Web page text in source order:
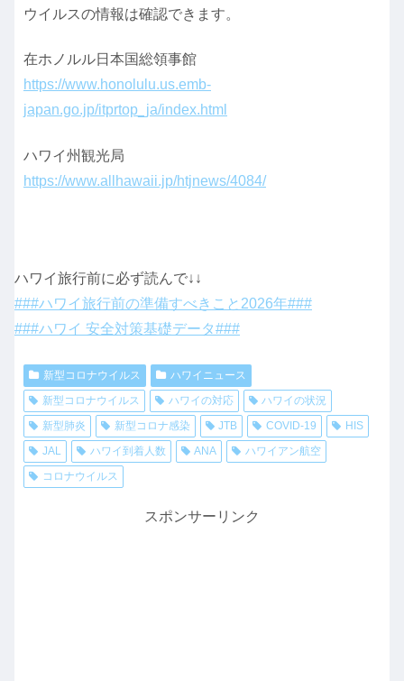
ウイルスの情報は確認できます。
在ホノルル日本国総領事館
https://www.honolulu.us.emb-
japan.go.jp/itprtop_ja/index.html
ハワイ州観光局
https://www.allhawaii.jp/htjnews/4084/
ハワイ旅行前に必ず読んで↓↓
###ハワイ旅行前の準備すべきこと2026年###
###ハワイ 安全対策基礎データ###
新型コロナウイルス
ハワイニュース
新型コロナウイルス
ハワイの対応
ハワイの状況
新型肺炎
新型コロナ感染 JTB COVID-19
HIS
JAL
ハワイ到着人数 ANA
ハワイアン航空
コロナウイルス
スポンサーリンク